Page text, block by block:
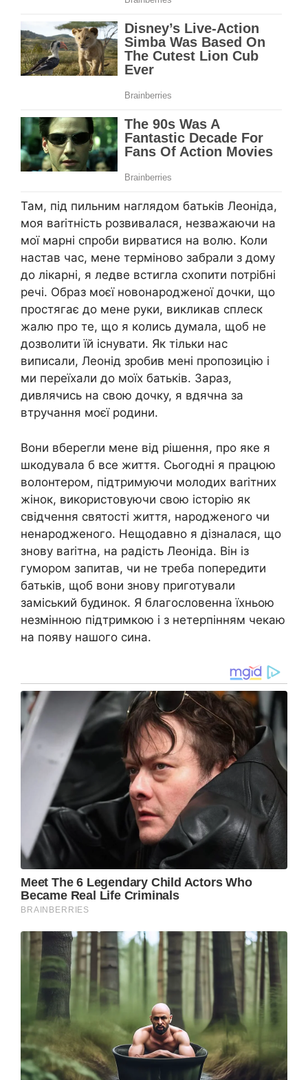
Там, під пильним наглядом батьків Леоніда,
моя ваrітність розвивалася, незважаючи на
мої марні спроби вирватися на волю. Коли
настав час, мене терміново забрали з дому
до лікарні, я ледве встигла схопити потрібні
речі. Образ моєї новонародженої дочки, що
простягає до мене руки, викликав сплеск
жалю про те, що я колись думала, щоб не
дозволити їй існувати. Як тільки нас
виписали, Леонід зробив мені пропозицію і
ми переїхали до моїх батьків. Зараз,
дивлячись на свою дочку, я вдячна за
втручання моєї родини.
Вони вберегли мене від рішення, про яке я
шкодувала б все життя. Сьогодні я працюю
волонтером, підтримуючи молодих ваriтних
жінок, використовуючи свою історію як
свідчення святості життя, народженого чи
ненародженого. Нещодавно я дізналася, що
знову ваrітна, на радість Леоніда. Він із
гумором запитав, чи не треба попередити
батьків, щоб вони знову приготували
заміський будинок. Я благословенна їхньою
незмінною підтримкою і з нетерпінням чекаю
на появу нашого сина.